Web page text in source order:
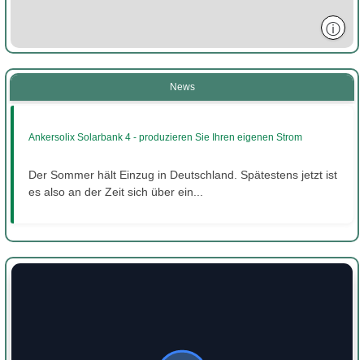
ⓘ
News
Ankersolix Solarbank 4 - produzieren Sie Ihren eigenen Strom
Der Sommer hält Einzug in Deutschland. Spätestens jetzt ist
es also an der Zeit sich über ein...